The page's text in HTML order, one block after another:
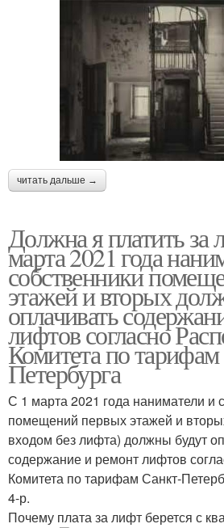
читать дальше →
Должна я платить за
марта 2021 года
собственники
этажей и вторых
оплачивать
лифтов согласно
Комитета по
Петербурга
С 1 марта 2021 года наниматели и
помещений первых этажей и
входом без лифта) должны будут
содержание и ремонт лифтов
Комитета по тарифам
4-р.
Почему плата за лифт берется с